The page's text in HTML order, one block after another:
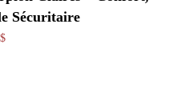
Sécuritaire
$